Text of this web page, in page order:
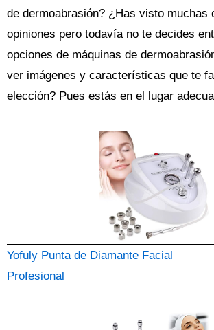
de dermoabrasión? ¿Has visto muchas
opiniones pero todavía no te decides
opciones de máquinas de
ver imágenes y características que te
elección? Pues estás en el lugar
Yofuly Punta de Diamante Facial
Profesional